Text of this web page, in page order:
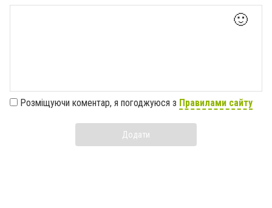
🙂
Розміщуючи коментар, я погоджуюся з Правилами сайту
Додати